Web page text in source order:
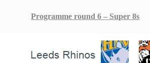
Programme round 6 – Super 8s